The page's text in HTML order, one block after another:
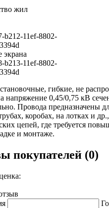
жил
b212-11ef-8802-
экрана
b213-11ef-8802-
гибкие, не
напряжение 0,45/0,75 кВ
Провода предназначены
коробах, на лотках и
цепей, где требуется
и монтаже.
покупателей (0)